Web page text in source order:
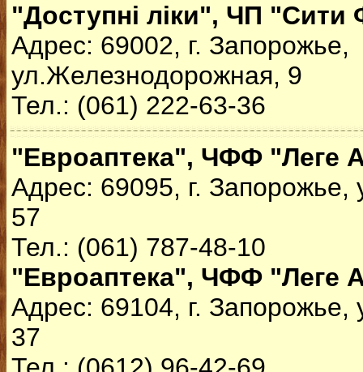
"Доступні ліки", ЧП
Адрес: 69002, г. Запорожье,
ул.Железнодорожная, 9
Тел.: (061) 222-63-36
"Евроаптека", ЧФФ "Леге
Адрес: 69095, г. Запорожье,
57
Тел.: (061) 787-48-10
"Евроаптека", ЧФФ "Леге
Адрес: 69104, г. Запорожье,
37